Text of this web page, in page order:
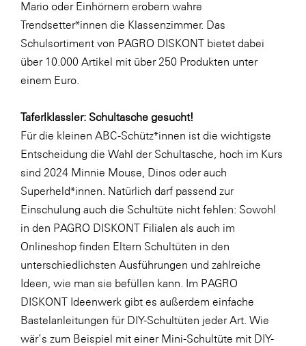
sebamed
SeneCura
SERVICE&MORE
SKINUANCE®
Somfy
Sony DADC
SPIEGLTEC
STIHL Tirol
Trend Micro
TAG GmbH
VALETTA
Verband Druck Medien Österreich
Wirtschaftskammer Salzburg
WKS Fachgruppe Fahrzeughandel und
Mario oder Einhörnern erobern wahre
Trendsetter*innen die Klassenzimmer. Das
Schulsortiment von PAGRO DISKONT bietet dabei
über 10.000 Artikel mit über 250 Produkten unter
einem Euro.
Taferlklassler: Schultasche gesucht!
Für die kleinen ABC-Schütz*innen ist die wichtigste
Entscheidung die Wahl der Schultasche, hoch im Kurs
sind 2024 Minnie Mouse Dinos oder auch
Superheld*innen . Natürlich darf passend zur
Einschulung auch die Schultüte nicht fehlen: Sowohl
in den PAGRO DISKONT Filialen als auch im
Onlineshop finden Eltern Schultüten in den
unterschiedlichsten Ausführungen und zahlreiche
Ideen, wie man sie befüllen kann. Im PAGRO
DISKONT Ideenwerk gibt es außerdem einfache
Bastelanleitungen für DIY-Schultüten jeder Art. Wie
wär’s zum Beispiel mit einer Mini-Schultüte mit DIY-